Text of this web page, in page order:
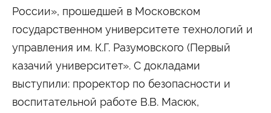
России», прошедшей в Московском
государственном университете технологий и
управления им. К.Г. Разумовского (Первый
казачий университет». С докладами
выступили: проректор по безопасности и
воспитательной работе В.В. Масюк,